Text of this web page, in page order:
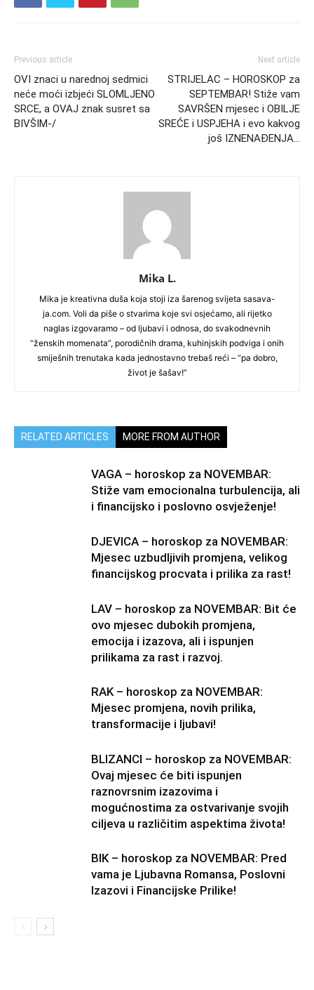
Previous article
OVI znaci u narednoj sedmici
neće moći izbjeći SLOMLJENO
SRCE, a OVAJ znak susret sa
BIVŠIM-/
Next article
STRIJELAC – HOROSKOP za
SEPTEMBAR! Stiže vam
SAVRŠEN mjesec i OBILJE
SREĆE i USPJEHA i evo kakvog
još IZNENAĐENJA…
Mika L.
Mika je kreativna duša koja stoji iza šarenog svijeta sasava-
ja.com. Voli da piše o stvarima koje svi osjećamo, ali rijetko
naglas izgovaramo – od ljubavi i odnosa, do svakodnevnih
“ženskih momenata”, porodičnih drama, kuhinjskih podviga i onih
smiješnih trenutaka kada jednostavno trebaš reći – “pa dobro,
život je šašav!”
RELATED ARTICLES MORE FROM AUTHOR
VAGA – horoskop za NOVEMBAR:
Stiže vam emocionalna turbulencija, ali
i financijsko i poslovno osvježenje!
DJEVICA – horoskop za NOVEMBAR:
Mjesec uzbudljivih promjena, velikog
financijskog procvata i prilika za rast!
LAV – horoskop za NOVEMBAR: Bit će
ovo mjesec dubokih promjena,
emocija i izazova, ali i ispunjen
prilikama za rast i razvoj.
RAK – horoskop za NOVEMBAR:
Mjesec promjena, novih prilika,
transformacije i ljubavi!
BLIZANCI – horoskop za NOVEMBAR:
Ovaj mjesec će biti ispunjen
raznovrsnim izazovima i
mogućnostima za ostvarivanje svojih
ciljeva u različitim aspektima života!
BIK – horoskop za NOVEMBAR: Pred
vama je Ljubavna Romansa, Poslovni
Izazovi i Financijske Prilike!